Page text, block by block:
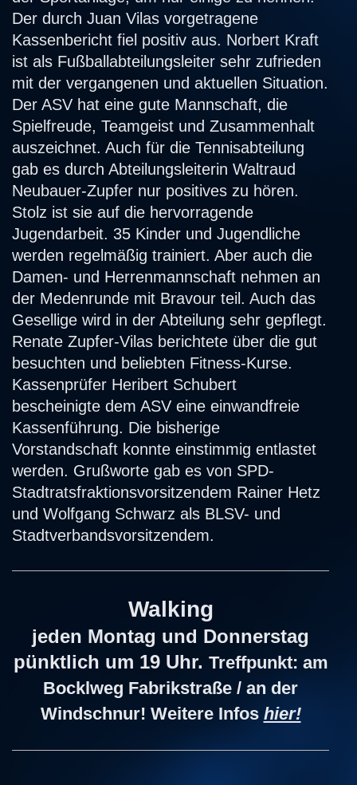
Der durch Juan Vilas vorgetragene
Kassenbericht fiel positiv aus. Norbert Kraft
ist als Fußballabteilungsleiter sehr zufrieden
mit der vergangenen und aktuellen Situation.
Der ASV hat eine gute Mannschaft, die
Spielfreude, Teamgeist und Zusammenhalt
auszeichnet. Auch für die Tennisabteilung
gab es durch Abteilungsleiterin Waltraud
Neubauer-Zupfer nur positives zu hören.
Stolz ist sie auf die hervorragende
Jugendarbeit. 35 Kinder und Jugendliche
werden regelmäßig trainiert. Aber auch die
Damen- und Herrenmannschaft nehmen an
der Medenrunde mit Bravour teil. Auch das
Gesellige wird in der Abteilung sehr gepflegt.
Renate Zupfer-Vilas berichtete über die gut
besuchten und beliebten Fitness-Kurse.
Kassenprüfer Heribert Schubert
bescheinigte dem ASV eine einwandfreie
Kassenführung. Die bisherige
Vorstandschaft konnte einstimmig entlastet
werden. Grußworte gab es von SPD-
Stadtratsfraktionsvorsitzendem Rainer Hetz
und Wolfgang Schwarz als BLSV- und
Stadtverbandsvorsitzendem.
Walking
jeden Montag und Donnerstag
pünktlich um 19 Uhr. Treffpunkt: am
Bocklweg Fabrikstraße / an der
Windschnur! Weitere Infos hier!